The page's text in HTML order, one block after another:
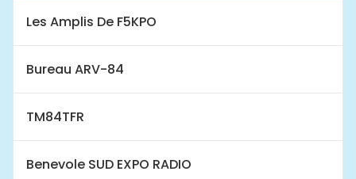
Les Amplis De F5KPO
Bureau ARV-84
TM84TFR
Benevole SUD EXPO RADIO